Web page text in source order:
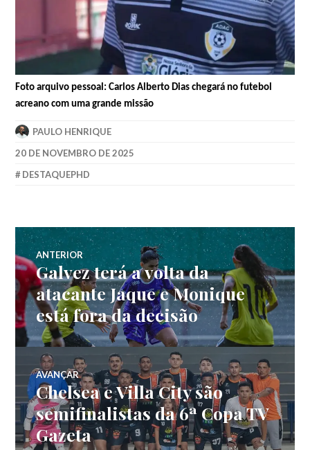
Foto arquivo pessoal: Carlos Alberto Dias chegará no futebol
acreano com uma grande missão
PAULO HENRIQUE
20 DE NOVEMBRO DE 2025
DESTAQUEPHD
ANTERIOR
Galvez terá a volta da
atacante Jaque e Monique
está fora da decisão
AVANÇAR
Chelsea e Villa City são
semifinalistas da 6ª Copa TV
Gazeta